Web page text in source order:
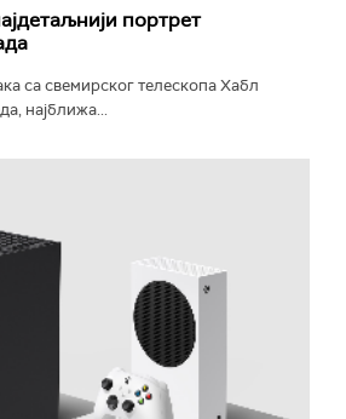
портрет
са свемирског телескопа Хабл
најближа...